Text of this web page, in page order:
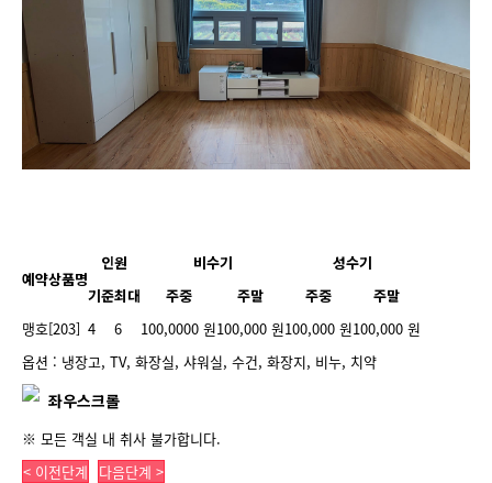
예약상품명
인원 비수기
성수기
기준최대 주중 주말 주중
주말
맹호[203] 4 6 100,0000 원100,000 원100,000 원100,000 원
옵션 : 냉장고, TV, 화장실, 샤워실, 수건, 화장지, 비누, 치약
좌우스크롤
※ 모든 객실 내 취사 불가합니다.
< 이전단계
다음단계 >